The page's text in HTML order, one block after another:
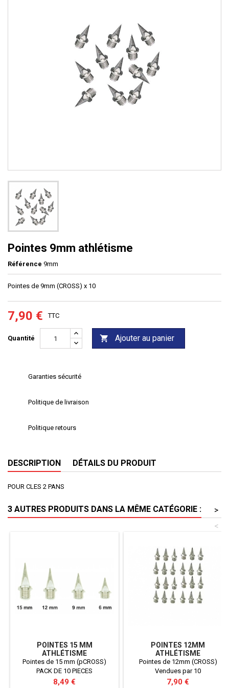
Pointes 9mm athlétisme
Référence 9mm
Pointes de 9mm (CROSS) x 10
7,90 € TTC
Quantité  Ajouter au panier
Garanties sécurité
Politique de livraison
Politique retours
DESCRIPTION DÉTAILS DU PRODUIT
POUR CLES 2 PANS
3 AUTRES PRODUITS DANS LA MÊME CATÉGORIE :
>
<
POINTES 15 MM
ATHLÉTISME
Pointes de 15 mm (pCROSS)
PACK DE 10 PIECES
Prix
8,49 €
POINTES 12MM
ATHLÉTISME
Pointes de 12mm (CROSS)
Vendues par 10
Prix
7,90 €